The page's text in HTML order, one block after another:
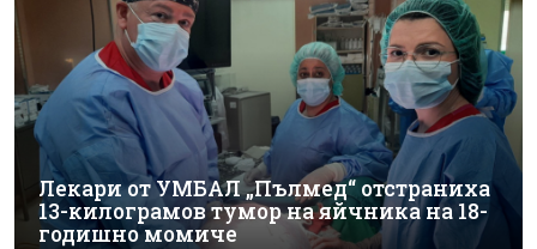
Лекари от УМБАЛ „Пълмед“ отстраниха
13-килограмов тумор на яйчника на 18-
годишно момиче